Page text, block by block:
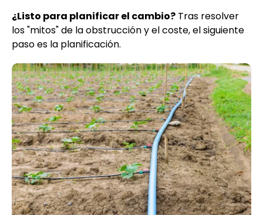
¿Listo para planificar el cambio? Tras resolver
los "mitos" de la obstrucción y el coste, el siguiente
paso es la planificación.